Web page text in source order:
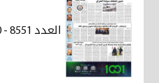
العدد 8551 - 2026/7/30